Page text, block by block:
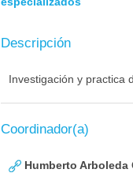
Descripción
Investigación y practica
Coordinador(a)
Humberto Arboleda